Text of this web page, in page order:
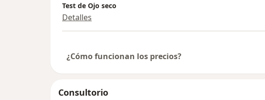
Test de Ojo seco
Detalles
¿Cómo funcionan los precios?
Consultorio